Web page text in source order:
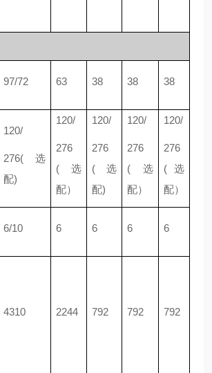
97/72 63 38 38 38
120/
276(选
配)
120/
276
(选
配）
120/
276
(选
配)
120/
276
(选
配）
120/
276
(选
配）
6/10 6 6 6 6
4310 2244 792 792 792